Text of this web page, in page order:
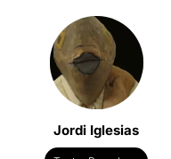
Jordi Iglesias